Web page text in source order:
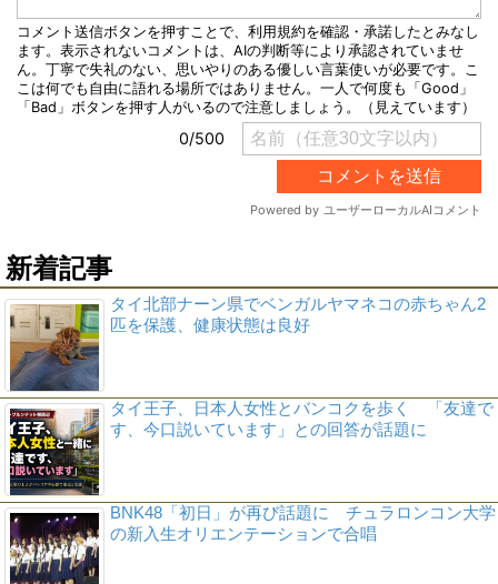
新着記事
タイ北部ナーン県でベンガルヤマネコの赤ちゃん2
匹を保護、健康状態は良好
タイ王子、日本人女性とバンコクを歩く 「友達で
す、今口説いています」との回答が話題に
BNK48「初日」が再び話題に チュラロンコン大学
の新入生オリエンテーションで合唱